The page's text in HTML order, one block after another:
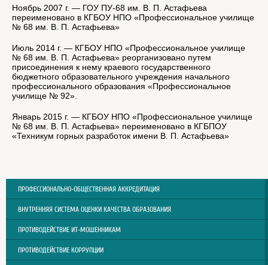
Ноябрь 2007 г. — ГОУ ПУ-68 им. В. П. Астафьева
переименовано в КГБОУ НПО «Профессиональное училище
№ 68 им. В. П. Астафьева»
Июль 2014 г. — КГБОУ НПО «Профессиональное училище
№ 68 им. В. П. Астафьева» реорганизовано путем
присоединения к нему краевого государственного
бюджетного образовательного учреждения начального
профессионального образования «Профессиональное
училище № 92».
Январь 2015 г. — КГБОУ НПО «Профессиональное училище
№ 68 им. В. П. Астафьева» переименовано в КГБПОУ
«Техникум горных разработок имени В. П. Астафьева»
ПРОФЕССИОНАЛЬНО-ОБЩЕСТВЕННАЯ АККРЕДИТАЦИЯ
ВНУТРЕННЯЯ СИСТЕМА ОЦЕНКИ КАЧЕСТВА ОБРАЗОВАНИЯ
ПРОТИВОДЕЙСТВИЕ ИТ-МОШЕННИКАМ
ПРОТИВОДЕЙСТВИЕ КОРРУПЦИИ